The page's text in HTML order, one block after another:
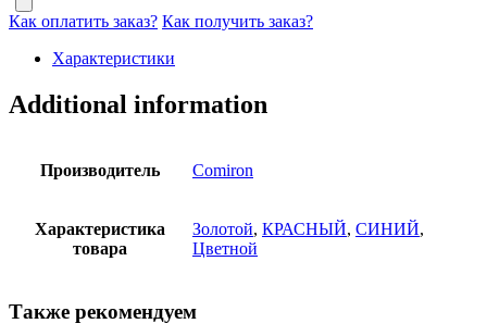
Как оплатить заказ? Как получить заказ?
Характеристики
Additional information
Производитель Comiron
Характеристика
товара
Золотой, КРАСНЫЙ, СИНИЙ,
Цветной
Также рекомендуем